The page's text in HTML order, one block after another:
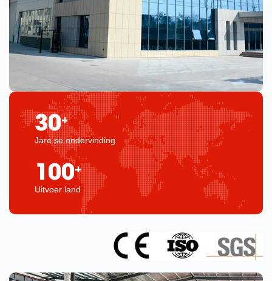
30+
Jare se ondervinding
100+
Uitvoer land